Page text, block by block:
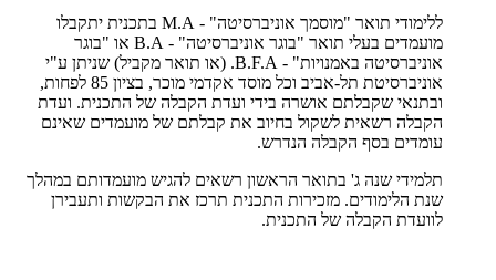
ללימודי תואר "מוסמך אוניברסיטה" - M.A בתכנית יתקבלו
מועמדים בעלי תואר "בוגר אוניברסיטה" - B.A או "בוגר
אוניברסיטה באמנויות" - B.F.A. (או תואר מקביל) שניתן ע"י
אוניברסיטת תל-אביב וכל מוסד אקדמי מוכר, בציון 85 לפחות,
ובתנאי שקבלתם אושרה בידי ועדת הקבלה של התכנית. ועדת
הקבלה רשאית לשקול בחיוב את קבלתם של מועמדים שאינם
עומדים בסף הקבלה הנדרש.
תלמידי שנה ג' בתואר הראשון רשאים להגיש מועמדותם במהלך
שנת הלימודים. מזכירות התכנית תרכז את הבקשות ותעבירן
לוועדת הקבלה של התכנית.